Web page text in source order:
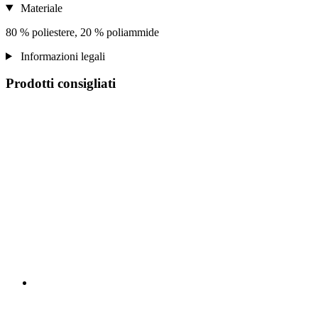
Materiale
80 % poliestere, 20 % poliammide
Informazioni legali
Prodotti consigliati